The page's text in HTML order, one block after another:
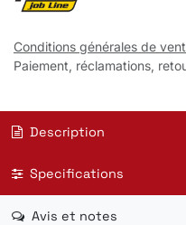
Conditions générales de
Paiement, réclamations,
Description
Specifications
Avis et notes